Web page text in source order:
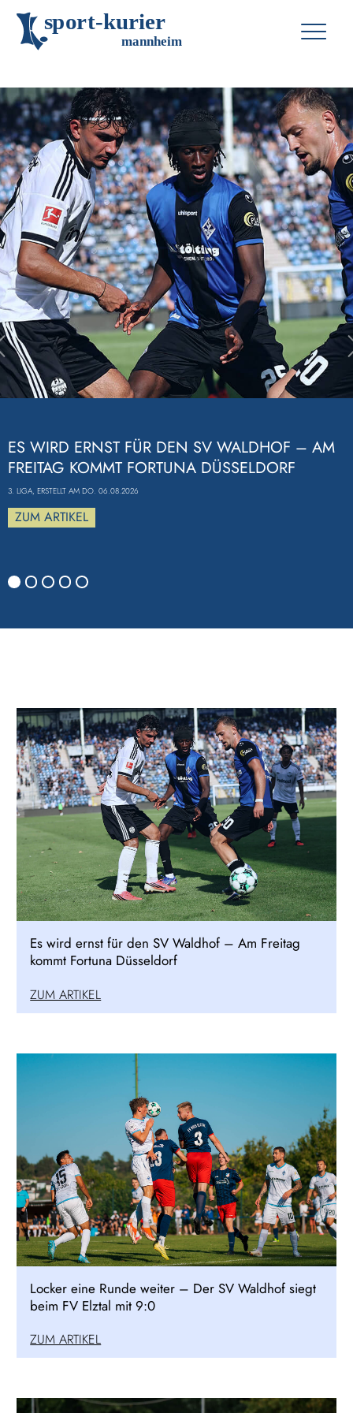
sport-kurier
mannheim
ES WIRD ERNST FÜR DEN SV WALDHOF – AM
FREITAG KOMMT FORTUNA DÜSSELDORF
3. LIGA, ERSTELLT AM DO. 06.08.2026
ZUM ARTIKEL
Es wird ernst für den SV Waldhof – Am Freitag
kommt Fortuna Düsseldorf
ZUM ARTIKEL
Locker eine Runde weiter – Der SV Waldhof siegt
beim FV Elztal mit 9:0
ZUM ARTIKEL